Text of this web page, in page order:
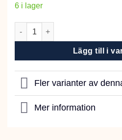
6 i lager
MUSH B.a.s.i.c Broskben Nöt
Lägg till i
Fler varianter av
Mer information